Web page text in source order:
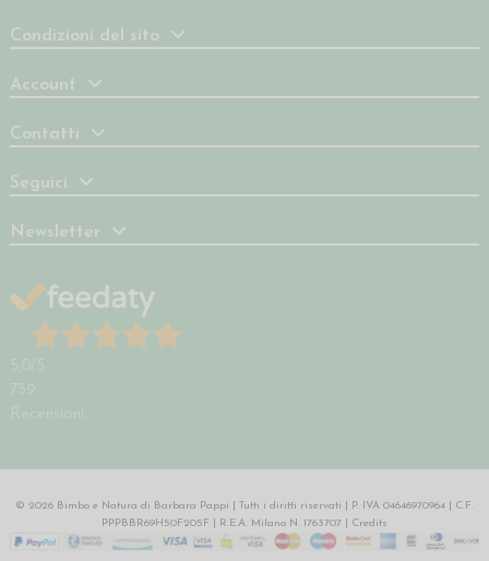
Condizioni del sito
Account
Contatti
Seguici
Newsletter
5,0 /5
739
Recensioni
© 2026 Bimbo e Natura di Barbara Pappi | Tutti i diritti riservati | P. IVA 04646970964 | C.F.
PPPBBR69H50F205F | R.E.A. Milano N. 1763707 | Credits